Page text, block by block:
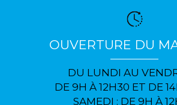
OUVERTURE DU
DU LUNDI AU
DE 9H À 12H30 ET DE
SAMEDI : DE 9H À